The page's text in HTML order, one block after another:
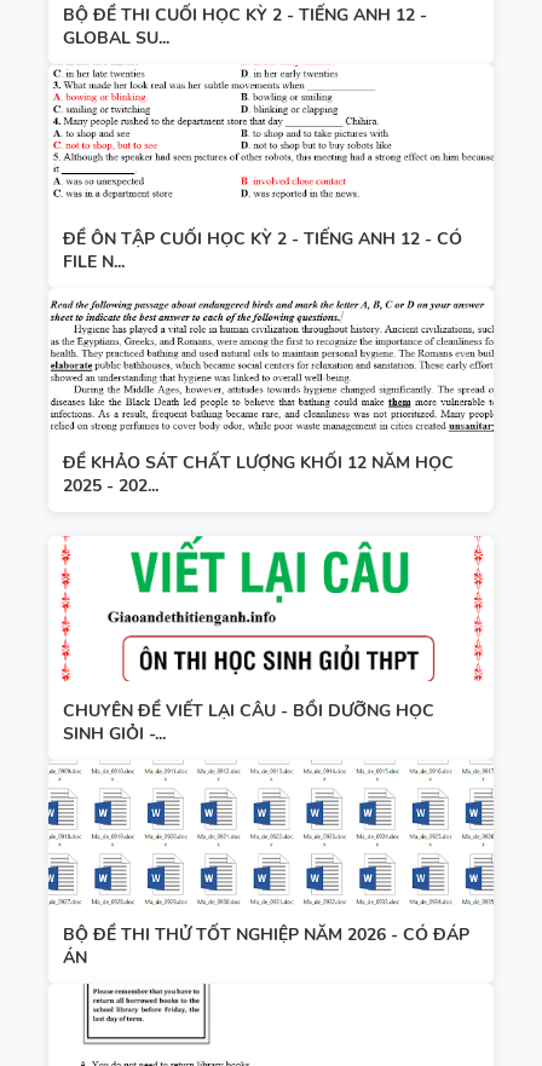
BỘ ĐỀ THI CUỐI HỌC KỲ 2 - TIẾNG ANH 12 -
GLOBAL SU...
ĐỀ ÔN TẬP CUỐI HỌC KỲ 2 - TIẾNG ANH 12 - CÓ
FILE N...
ĐỀ KHẢO SÁT CHẤT LƯỢNG KHỐI 12 NĂM HỌC
2025 - 202...
CHUYÊN ĐỀ VIẾT LẠI CÂU - BỒI DƯỠNG HỌC
SINH GIỎI -...
BỘ ĐỀ THI THỬ TỐT NGHIỆP NĂM 2026 - CÓ ĐÁP
ÁN